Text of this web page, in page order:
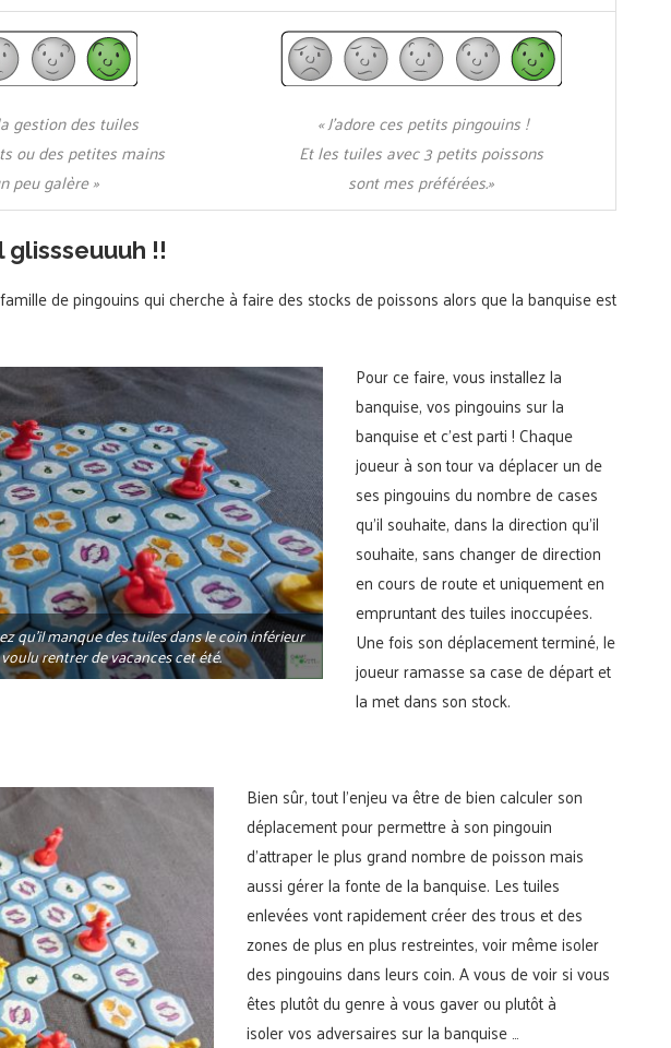
gestion des tuiles
ou des petites mains
peu galère »
« J’adore ces petits pingouins !
Et les tuiles avec 3 petits poissons
sont mes préférées.»
glissseuuuh !!
de pingouins qui cherche à faire des stocks de poissons alors que la banquise est
qu’il manque des tuiles dans le coin inférieur
rentrer de vacances cet été.
Pour ce faire, vous installez la
banquise, vos pingouins sur la
banquise et c’est parti ! Chaque
joueur à son tour va déplacer un de
ses pingouins du nombre de cases
qu’il souhaite, dans la direction qu’il
souhaite, sans changer de direction
en cours de route et uniquement en
empruntant des tuiles inoccupées.
Une fois son déplacement terminé, le
joueur ramasse sa case de départ et
la met dans son stock.
Bien sûr, tout l’enjeu va être de bien calculer son
déplacement pour permettre à son pingouin
d’attraper le plus grand nombre de poisson mais
aussi gérer la fonte de la banquise. Les tuiles
enlevées vont rapidement créer des trous et des
zones de plus en plus restreintes, voir même isoler
des pingouins dans leurs coin. A vous de voir si vous
êtes plutôt du genre à vous gaver ou plutôt à
isoler vos adversaires sur la banquise …